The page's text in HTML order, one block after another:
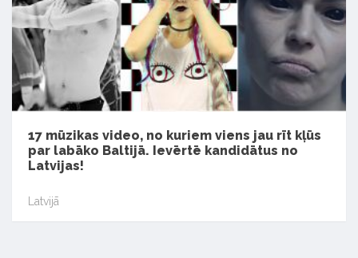
17 mūzikas video, no kuriem viens jau rīt kļūs
par labāko Baltijā. Ievērtē kandidātus no
Latvijas!
Latvijā